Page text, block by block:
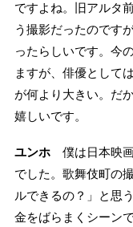
ですよね。旧アルタ
う撮影だったのです
ったらしいです。今
ますが、俳優として
が何より大きい。だ
嬉しいです。
ユンホ僕は日本映画
でした。歌舞伎町の
ルできるの？」と思
金をばらまくシーン